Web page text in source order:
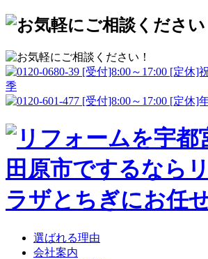
選ばれる理由
会社案内